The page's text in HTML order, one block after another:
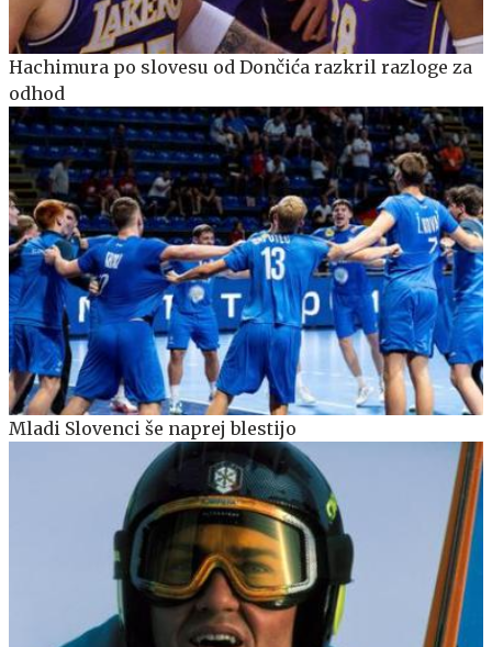
Hachimura po slovesu od Dončića razkril razloge za
odhod
Mladi Slovenci še naprej blestijo